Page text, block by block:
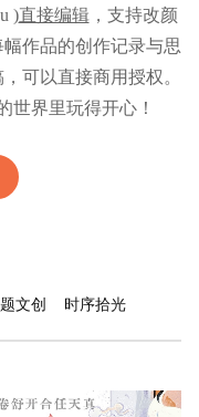
)直接编辑，支持改颜
作品的创作记录与思
可以直接商用授权。
世界里玩得开心！
文创 时序拾光